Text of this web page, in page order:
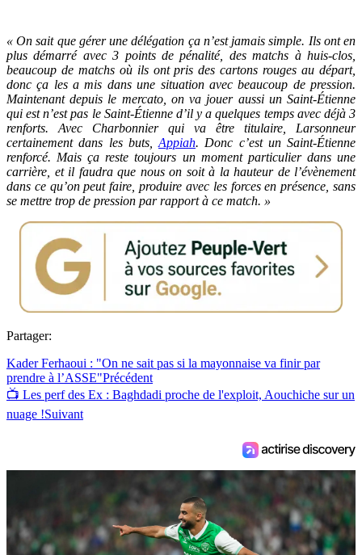
« On sait que gérer une délégation ça n’est jamais simple. Ils ont en
plus démarré avec 3 points de pénalité, des matchs à huis-clos,
beaucoup de matchs où ils ont pris des cartons rouges au départ,
donc ça les a mis dans une situation avec beaucoup de pression.
Maintenant depuis le mercato, on va jouer aussi un Saint-Étienne
qui est n’est pas le Saint-Étienne d’il y a quelques temps avec déjà 3
renforts. Avec Charbonnier qui va être titulaire, Larsonneur
certainement dans les buts, Appiah. Donc c’est un Saint-Étienne
renforcé. Mais ça reste toujours un moment particulier dans une
carrière, et il faudra que nous on soit à la hauteur de l’évènement
dans ce qu’on peut faire, produire avec les forces en présence, sans
se mettre trop de pression par rapport à ce match. »
Partager:
Kader Ferhaoui : "On ne sait pas si la mayonnaise va finir par
prendre à l’ASSE"Précédent
📺 Les perf des Ex : Baghdadi proche de l'exploit, Aouchiche sur un
nuage !Suivant